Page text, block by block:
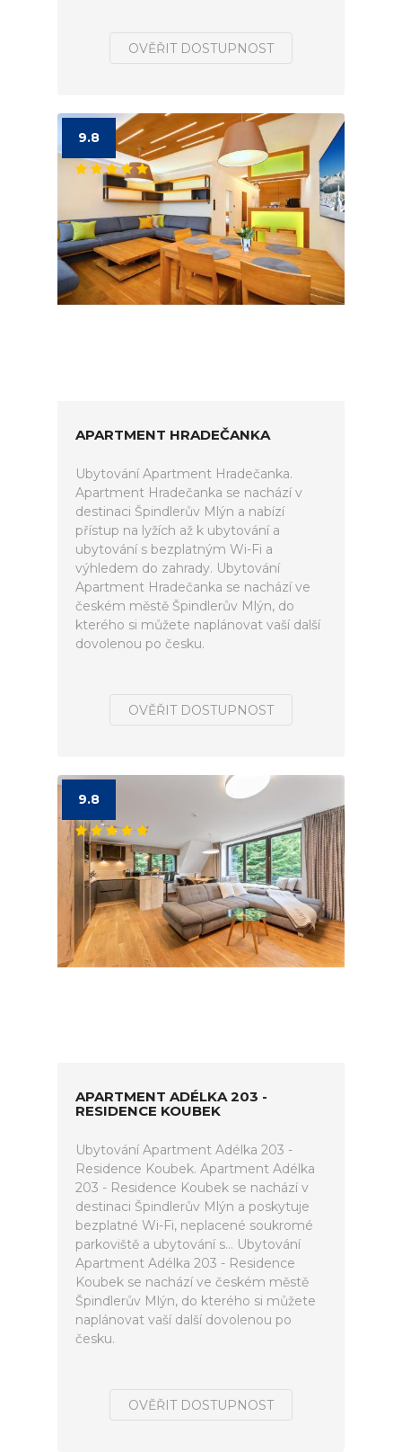
OVĚŘIT DOSTUPNOST
9.8
APARTMENT HRADEČANKA
Ubytování Apartment Hradečanka.
Apartment Hradečanka se nachází v
destinaci Špindlerův Mlýn a nabízí
přístup na lyžích až k ubytování a
ubytování s bezplatným Wi-Fi a
výhledem do zahrady. Ubytování
Apartment Hradečanka se nachází ve
českém městě Špindlerův Mlýn, do
kterého si můžete naplánovat vaší další
dovolenou po česku.
OVĚŘIT DOSTUPNOST
9.8
APARTMENT ADÉLKA 203 -
RESIDENCE KOUBEK
Ubytování Apartment Adélka 203 -
Residence Koubek. Apartment Adélka
203 - Residence Koubek se nachází v
destinaci Špindlerův Mlýn a poskytuje
bezplatné Wi-Fi, neplacené soukromé
parkoviště a ubytování s... Ubytování
Apartment Adélka 203 - Residence
Koubek se nachází ve českém městě
Špindlerův Mlýn, do kterého si můžete
naplánovat vaší další dovolenou po
česku.
OVĚŘIT DOSTUPNOST